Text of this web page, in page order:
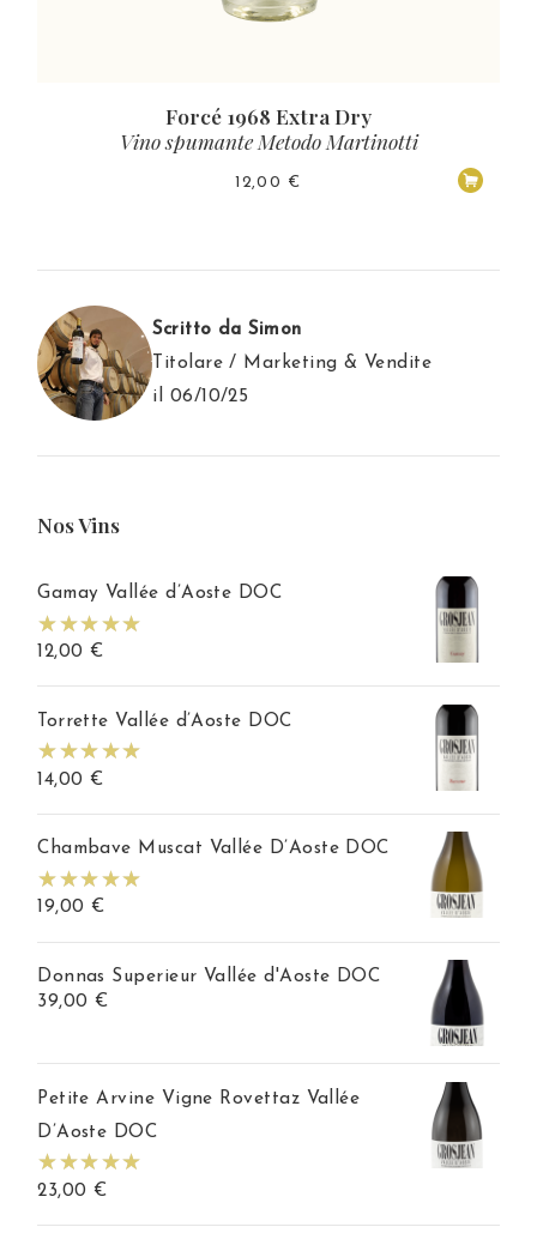
Forcé 1968 Extra Dry
Vino spumante Metodo Martinotti
12,00 €
Scritto da Simon
Titolare / Marketing & Vendite
il 06/10/25
Nos Vins
Gamay Vallée d’Aoste DOC
12,00 €
Torrette Vallée d’Aoste DOC
14,00 €
Chambave Muscat Vallée D’Aoste DOC
19,00 €
Donnas Superieur Vallée d'Aoste DOC
39,00 €
Petite Arvine Vigne Rovettaz Vallée
D’Aoste DOC
23,00 €